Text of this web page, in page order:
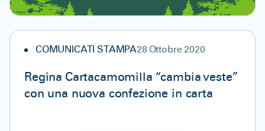
COMUNICATI STAMPA28 Ottobre 2020
Regina Cartacamomilla “cambia veste”
con una nuova confezione in carta